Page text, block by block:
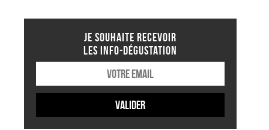
JE SOUHAITE RECEVOIR
LES INFO-DÉGUSTATION